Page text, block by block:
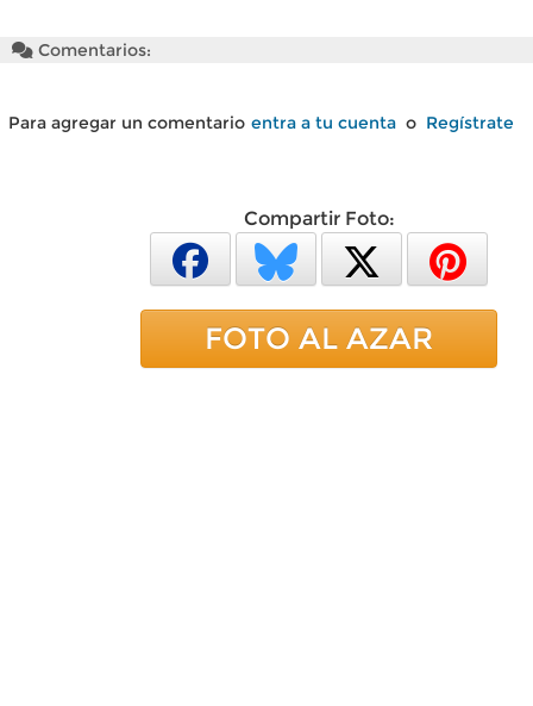
Comentarios:
Para agregar un comentario entra a tu cuenta o Regístrate
Compartir Foto:
FOTO AL AZAR